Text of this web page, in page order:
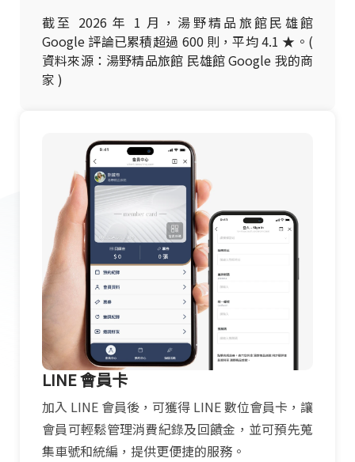
截至 2026 年 1 月，湯野精品旅館民雄館
Google 評論已累積超過 600 則，平均 4.1 ★。(
資料來源：湯野精品旅館 民雄館 Google 我的商
家 )
LINE 會員卡
加入 LINE 會員後，可獲得 LINE 數位會員卡，讓
會員可輕鬆管理消費紀錄及回饋金，並可預先蒐
集車號和統編，提供更便捷的服務。